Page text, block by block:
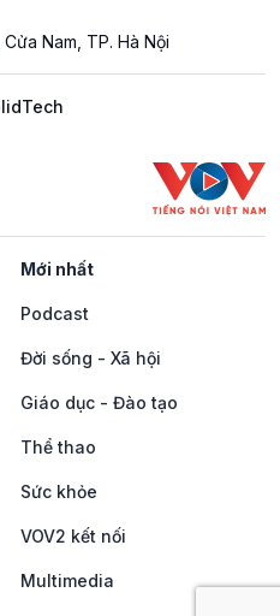
Nam, TP. Hà Nội
Mới nhất
Podcast
Đời sống - Xã hội
Giáo dục - Đào tạo
Thể thao
Sức khỏe
VOV2 kết nối
Multimedia